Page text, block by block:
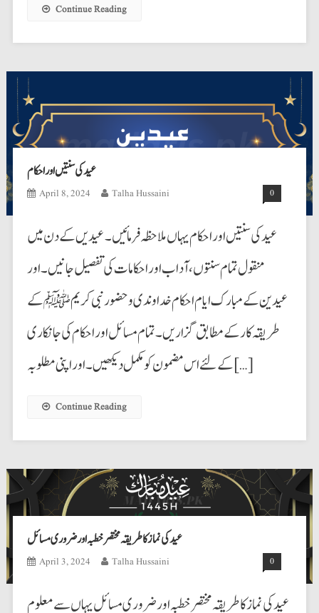
Continue Reading
عید کی سنتیں اور احکام
April 8, 2024 Talha Hussaini 0
عید کی سنتیں اور احکام یہاں ملاحظہ فرمائیں۔ عیدیں کے دن میں
منقول تمام سنتوں، آداب اور احکامات کی تفصیل جانیں۔ اور
عیدین کے مبارک ایام احکام خداوندی و حضور نبی کریم ﷺ کے
طریقہ کار کے مطابق گزاریں۔ تمام مسائل اور احکام کی جانکاری
کے لئے اس مضمون کو مکمل دیکھیں۔ اور اپنی مطلوبہ […]
Continue Reading
عید کی نماز کا طریقہ مختصر خطبہ اور ضروری مسائل
April 3, 2024 Talha Hussaini 0
عید کی نماز کا طریقہ مختصر خطبہ اور ضروری مسائل یہاں سے معلوم